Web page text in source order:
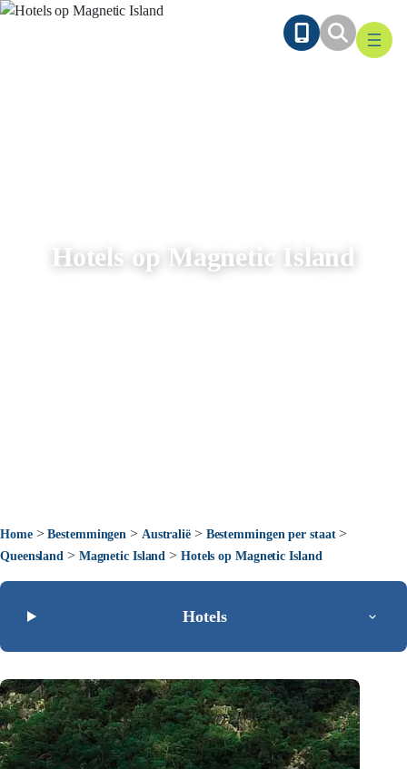
Ga
Hotels op Magnetic Island
Home>Bestemmingen > Australië> Bestemmingen per staat>
Queensland > Magnetic Island > Hotels op Magnetic Island
Hotels